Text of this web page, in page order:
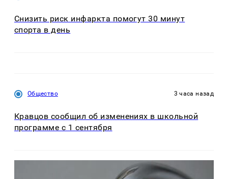
Снизить риск инфаркта помогут 30 минут
спорта в день
Общество 3 часа назад
Кравцов сообщил об изменениях в школьной
программе с 1 сентября